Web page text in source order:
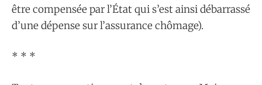
être compensée par l’État qui s’est ainsi débarrassé
d’une dépense sur l’assurance chômage).
* * *